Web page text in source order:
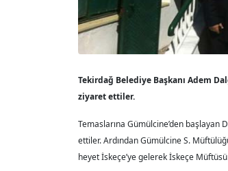
Tekirdağ Belediye Başkanı Adem
ziyaret ettiler.
Temaslarına Gümülcine’den başlayan
ettiler. Ardından Gümülcine S.
heyet İskeçe’ye gelerek İskeçe